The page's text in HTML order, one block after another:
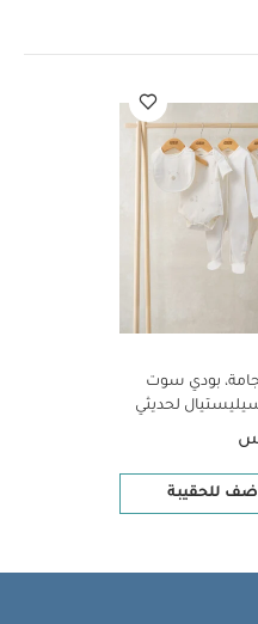
طقم بيجامة، بودي
بودي سوت
لحديثي
للحقيبة